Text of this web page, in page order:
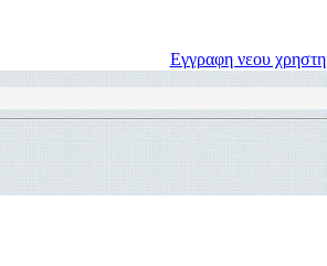
Εγγραφη νεου χρηστη